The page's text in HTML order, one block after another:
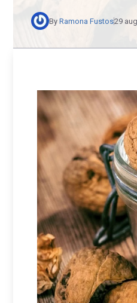
By Ramona Fustos29